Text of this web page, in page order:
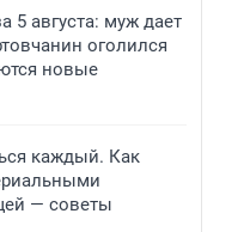
5 августа: муж дает
оголился
новые
каждый. Как
— советы